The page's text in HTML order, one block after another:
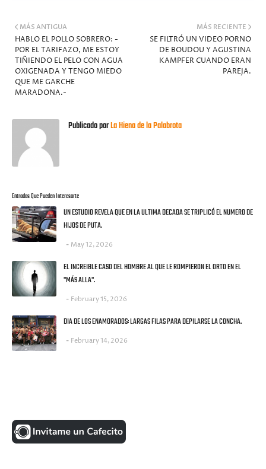
MÁS RECIENTE
SE FILTRÓ UN VIDEO PORNO
DE BOUDOU Y AGUSTINA
KAMPFER CUANDO ERAN
PAREJA.
MÁS ANTIGUA
HABLO EL POLLO SOBRERO: -
POR EL TARIFAZO, ME ESTOY
TIÑIENDO EL PELO CON AGUA
OXIGENADA Y TENGO MIEDO
QUE ME GARCHE
MARADONA.-
Publicado porLa Hiena de la Palabrota
Entradas Que Pueden Interesarte
UN ESTUDIO REVELA QUE EN LA ULTIMA DECADA SE TRIPLICÓ EL NUMERO DE
HIJOS DE PUTA.
May 12, 2026
EL INCREIBLE CASO DEL HOMBRE AL QUE LE ROMPIERON EL ORTO EN EL
"MÁS ALLA".
February 15, 2026
DIA DE LOS ENAMORADOS: LARGAS FILAS PARA DEPILARSE LA CONCHA.
February 14, 2026